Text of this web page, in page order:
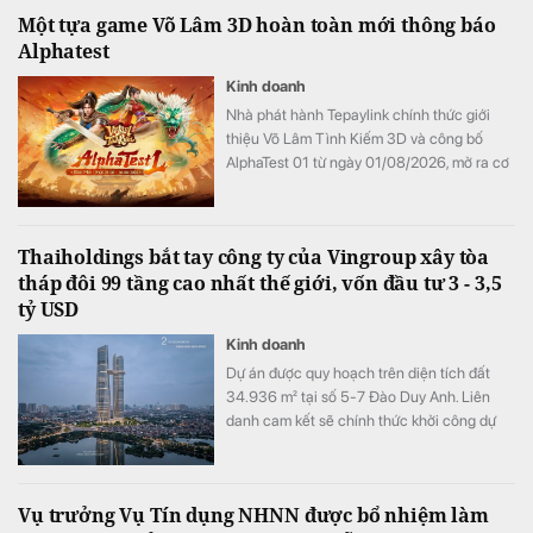
động sản cao cấp Việt Nam.
Một tựa game Võ Lâm 3D hoàn toàn mới thông báo
Alphatest
Kinh doanh
Nhà phát hành Tepaylink chính thức giới
thiệu Võ Lâm Tình Kiếm 3D và công bố
AlphaTest 01 từ ngày 01/08/2026, mở ra cơ
Thaiholdings bắt tay công ty của Vingroup xây tòa
tháp đôi 99 tầng cao nhất thế giới, vốn đầu tư 3 - 3,5
tỷ USD
Kinh doanh
Dự án được quy hoạch trên diện tích đất
34.936 m² tại số 5-7 Đào Duy Anh. Liên
danh cam kết sẽ chính thức khởi công dự
Vụ trưởng Vụ Tín dụng NHNN được bổ nhiệm làm